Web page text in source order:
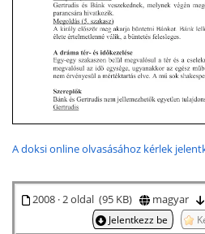
A doksi online olvasásához kérlek
2008 · 2 oldal (95 KB) magyar
Jelentkezz be